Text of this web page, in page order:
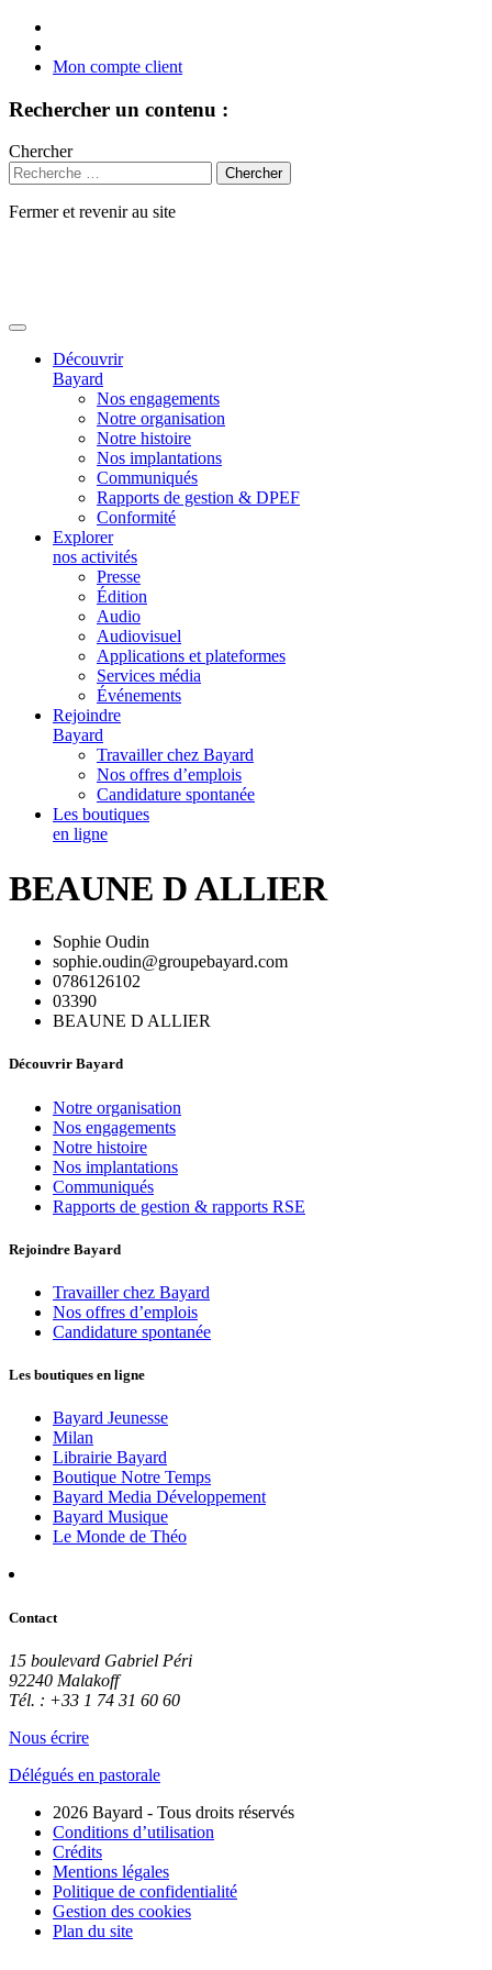
Mon compte client
Rechercher un contenu :
Chercher
Fermer et revenir au site
Découvrir
Bayard
Nos engagements
Notre organisation
Notre histoire
Nos implantations
Communiqués
Rapports de gestion & DPEF
Conformité
Explorer
nos activités
Presse
Édition
Audio
Audiovisuel
Applications et plateformes
Services média
Événements
Rejoindre
Bayard
Travailler chez Bayard
Nos offres d’emplois
Candidature spontanée
Les boutiques
en ligne
BEAUNE D ALLIER
Sophie Oudin
sophie.oudin@groupebayard.com
0786126102
03390
BEAUNE D ALLIER
Découvrir Bayard
Notre organisation
Nos engagements
Notre histoire
Nos implantations
Communiqués
Rapports de gestion & rapports RSE
Rejoindre Bayard
Travailler chez Bayard
Nos offres d’emplois
Candidature spontanée
Les boutiques en ligne
Bayard Jeunesse
Milan
Librairie Bayard
Boutique Notre Temps
Bayard Media Développement
Bayard Musique
Le Monde de Théo
Contact
15 boulevard Gabriel Péri
92240 Malakoff
Tél. : +33 1 74 31 60 60
Nous écrire
Délégués en pastorale
2026 Bayard - Tous droits réservés
Conditions d’utilisation
Crédits
Mentions légales
Politique de confidentialité
Gestion des cookies
Plan du site